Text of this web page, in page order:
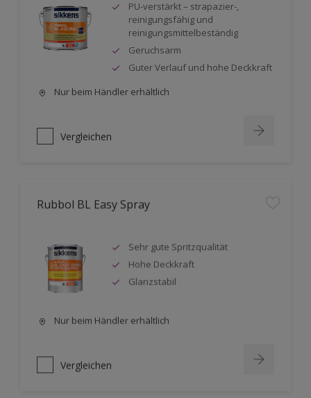
PU-verstärkt – strapazier-,
reinigungsfähig und
reinigungsmittelbeständig
Geruchsarm
Guter Verlauf und hohe Deckkraft
Nur beim Händler erhältlich
Vergleichen
Rubbol BL Easy Spray
Sehr gute Spritzqualität
Hohe Deckkraft
Glanzstabil
Nur beim Händler erhältlich
Vergleichen